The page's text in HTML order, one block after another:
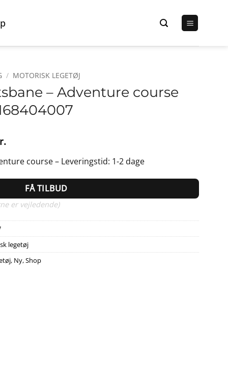
/ MOTORISK LEGETØJ
– Adventure course
Den
aktuelle
pris
er:
494,00 kr..
course – Leveringstid: 1-2 dage
FÅ TILBUD
er vejledende)
legetøj
, Ny,Shop